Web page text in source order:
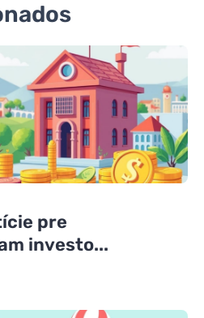
pre
investo...